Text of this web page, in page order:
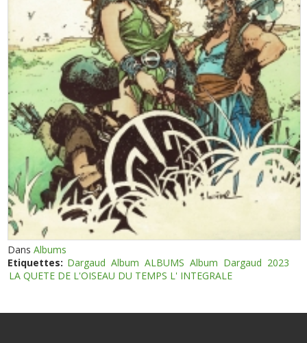
DansAlbums
Etiquettes: Dargaud Album ALBUMS Album Dargaud 2023
LA QUETE DE L'OISEAU DU TEMPS L' INTEGRALE